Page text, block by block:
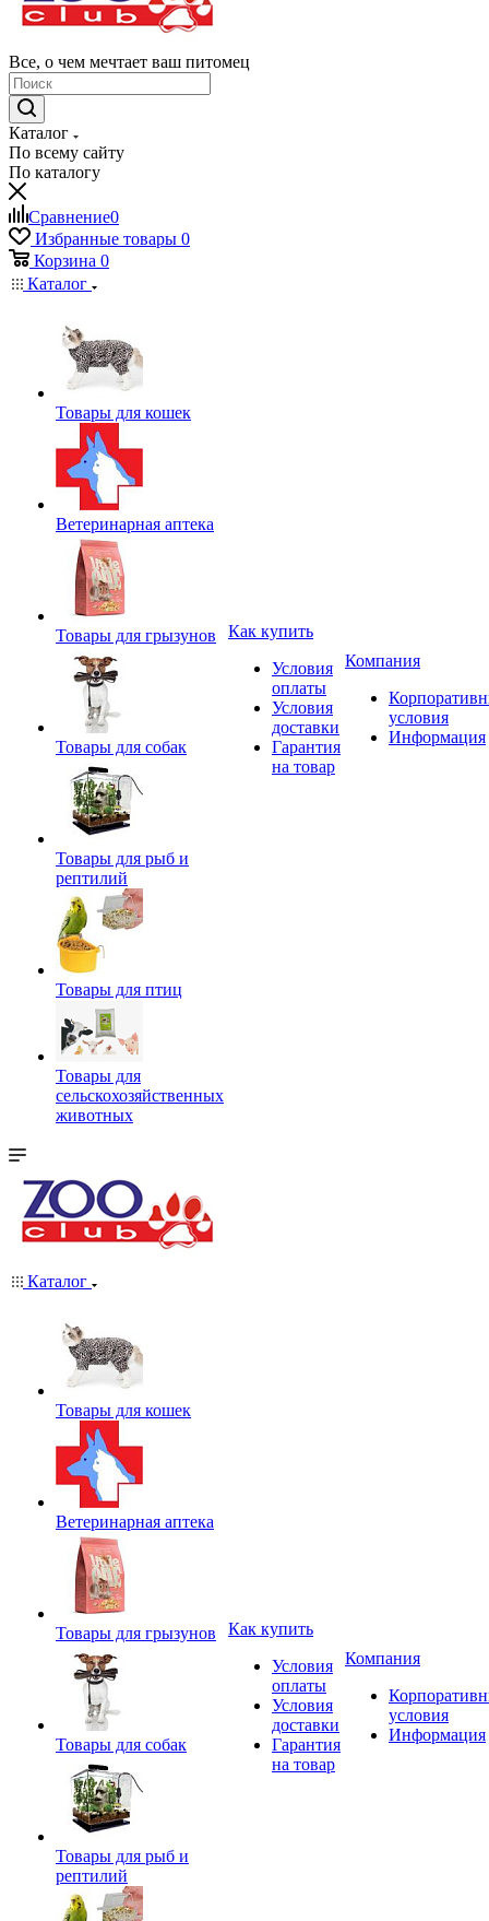
Все, о чем мечтает ваш питомец
Каталог
По всему сайту
По каталогу
Сравнение0
Избранные товары 0
Корзина 0
Каталог
Товары для кошек
Ветеринарная аптека
Товары для грызунов
Товары для собак
Товары для рыб и
рептилий
Товары для птиц
Товары для
сельскохозяйственных
животных
Как купить
Условия
оплаты
Условия
доставки
Гарантия
на товар
Компания
условия
Информация
Каталог
Товары для кошек
Ветеринарная аптека
Товары для грызунов
Товары для собак
Товары для рыб и
рептилий
Как купить
Условия
оплаты
Условия
доставки
Гарантия
на товар
Компания
условия
Информация